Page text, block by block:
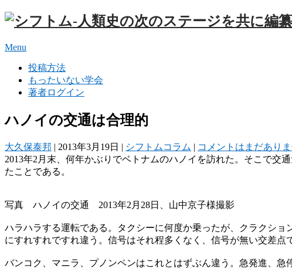
Menu
投稿方法
もったいない学会
著者ログイン
ハノイの交通は合理的
大久保泰邦 | 2013年3月19日 | シフトムコラム | コメントはまだあり
2013年2月末、何年かぶりでベトナムのハノイを訪れた。そこで交
たことである。
写真 ハノイの交通 2013年2月28日、山中京子様撮影
ハラハラする運転である。タクシーに何度か乗ったが、クラクシ
にすれすれですれ違う。信号はそれ程多くなく、信号が無い交差
バンコク、マニラ、プノンペンはこれとはずぶん違う。急発進、